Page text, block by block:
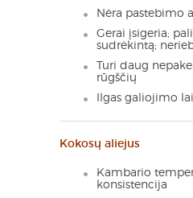
Nėra pastebimo
Gerai įsigeria;
sudrėkintą;
Turi daug
rūgščių
Ilgas galiojimo
Kokosų aliejus
Kambario
konsistencija